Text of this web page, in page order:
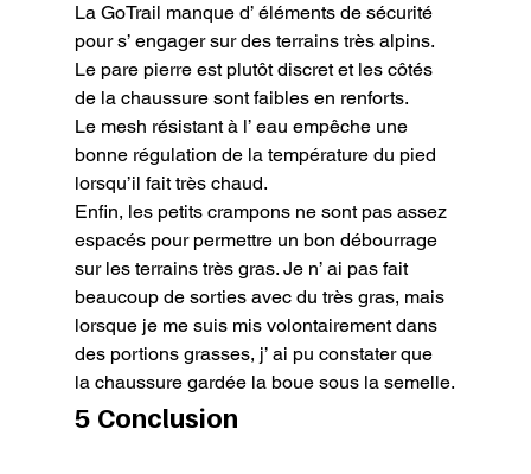
La GoTrail manque d’ éléments de sécurité
pour s’ engager sur des terrains très alpins.
Le pare pierre est plutôt discret et les côtés
de la chaussure sont faibles en renforts.
Le mesh résistant à l’ eau empêche une
bonne régulation de la température du pied
lorsqu’il fait très chaud.
Enfin, les petits crampons ne sont pas assez
espacés pour permettre un bon débourrage
sur les terrains très gras. Je n’ ai pas fait
beaucoup de sorties avec du très gras, mais
lorsque je me suis mis volontairement dans
des portions grasses, j’ ai pu constater que
la chaussure gardée la boue sous la semelle.
5 Conclusion